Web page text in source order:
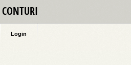
CONTURI
Login